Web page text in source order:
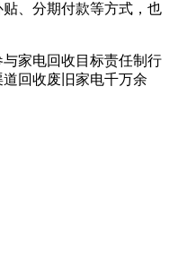
、分期付款等方式，也
家电回收目标责任制行
回收废旧家电千万余